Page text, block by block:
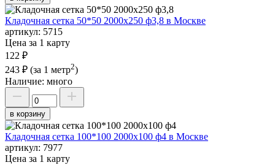
Кладочная сетка 50*50 2000х250 ф3,8 в Москве
артикул: 5715
Цена за 1 карту
122 ₽
243 ₽ (за 1 метр2)
Наличие: много
в корзину
Кладочная сетка 100*100 2000х100 ф4 в Москве
артикул: 7977
Цена за 1 карту